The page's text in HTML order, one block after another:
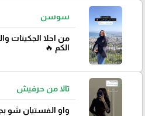
سوسن
من احلا الجكيتات
الكم 🔥
تالا من حرفيش
واو الفستيان شو